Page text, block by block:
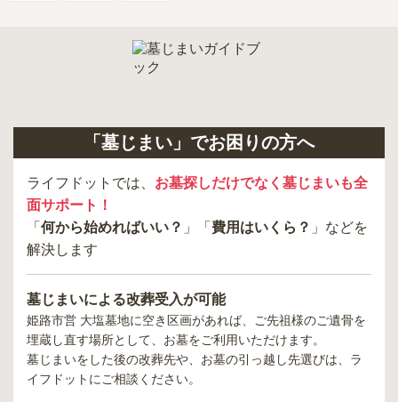
「墓じまい」でお困りの方へ
ライフドットでは、 お墓探しだけでなく墓じまいも全
面サポート！
「 何から始めればいい？ 」「 費用はいくら？ 」などを
解決します
墓じまいによる改葬受入が可能
姫路市営 大塩墓地に空き区画があれば、ご先祖様のご遺骨を
埋蔵し直す場所として、お墓をご利用いただけます。
墓じまいをした後の改葬先や、お墓の引っ越し先選びは、ラ
イフドットにご相談ください。